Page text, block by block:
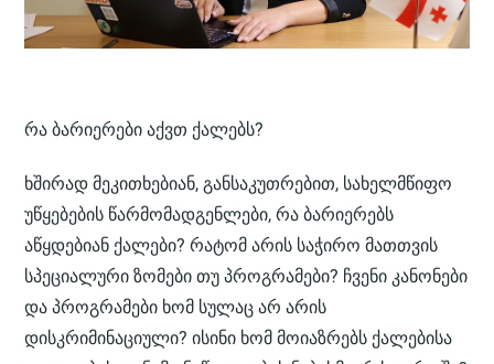
ᲠᲐ ᲑᲐᲠᲘᲔᲠᲔᲑᲘ ᲐᲥᲕᲗ ᲥᲐᲚᲔᲑᲡ?
ხშირად მეკითხებიან, განსაკუთრებით, სახელმწიფო
უწყებების წარმომადგენლები, რა ბარიერებს
აწყდებიან ქალები? რატომ არის საჭირო მათთვის
სპეციალური ზომები თუ პროგრამები? ჩვენი კანონები
და პროგრამები ხომ სულაც არ არის
დისკრიმინაციული? ისინი ხომ მოიაზრებს ქალებისა